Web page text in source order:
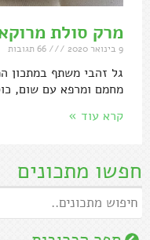
חפשו מתכונים
מרק סולת
9 בינואר 2020
גל זהבי משתף במתכון
מחמם ומרפא עם שום,
קרא עוד »